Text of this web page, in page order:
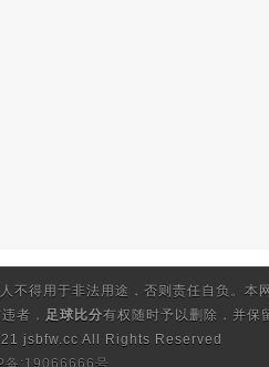
不得用于非法用途，否则责任自负。
者， 足球比分有权随时予以删除，并保
jsbfw.cc All Rights Reserved
备:19066666号